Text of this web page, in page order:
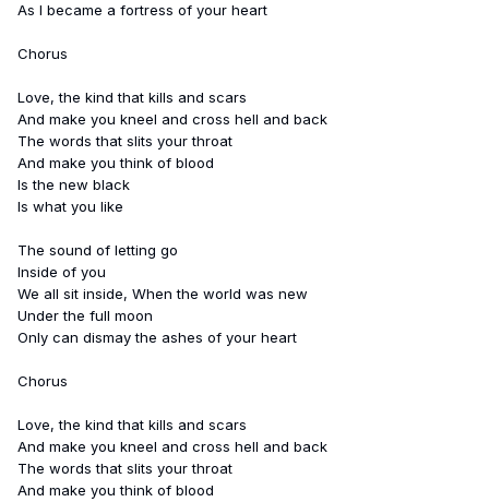
As I became a fortress of your heart
Chorus
Love, the kind that kills and scars
And make you kneel and cross hell and back
The words that slits your throat
And make you think of blood
Is the new black
Is what you like
The sound of letting go
Inside of you
We all sit inside, When the world was new
Under the full moon
Only can dismay the ashes of your heart
Chorus
Love, the kind that kills and scars
And make you kneel and cross hell and back
The words that slits your throat
And make you think of blood